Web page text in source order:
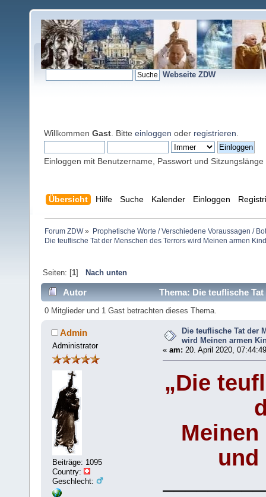
Webseite ZDW
Willkommen Gast . Bitte einloggen oder registrieren
Einloggen mit Benutzername, Passwort und Sitzungslänge
Übersicht Hilfe Suche Kalender Einloggen
Forum ZDW»
Prophetische Worte / Verschiedene Voraussagen /
Die teuflische Tat der Menschen des Terrors wird Meinen armen
Seiten: [1] Nach unten
Autor
Thema: Die teuflische
und (Gelesen 6201 mal)
0 Mitglieder und 1 Gast betrachten dieses Thema.
Admin
Administrator
Beiträge: 1095
Country:
Geschlecht:
Die teuflische Tat der
wird Meinen armen
« am: 20. April 2020,
„Die
und